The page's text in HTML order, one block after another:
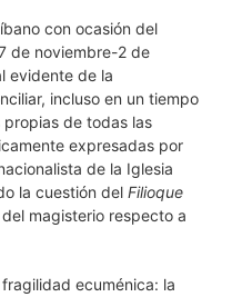
con ocasión del
de noviembre-2 de
evidente de la
incluso en un tiempo
de todas las
expresadas por
de la Iglesia
la cuestión del Filioque
magisterio respecto a
ecuménica: la